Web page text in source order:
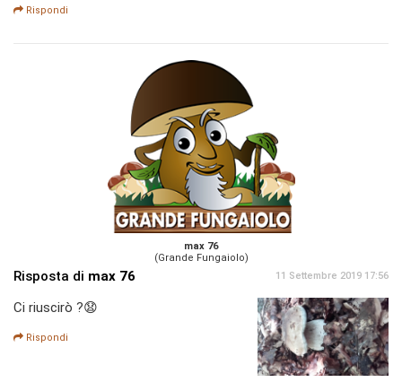
Rispondi
max 76
(Grande Fungaiolo)
Risposta di max 76 11 Settembre 2019 17:56
Ci riuscirò ?😧
Rispondi